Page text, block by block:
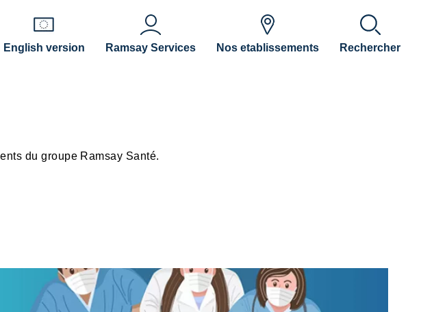
English version
Ramsay Services Nos etablissements Rechercher
du groupe Ramsay Santé.